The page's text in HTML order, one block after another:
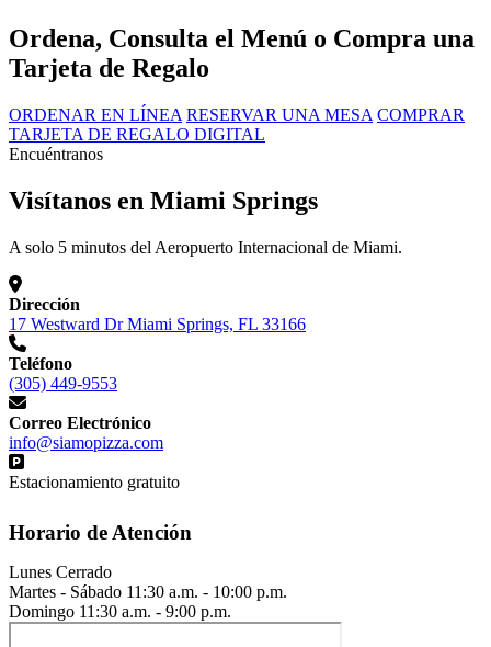
Ordena, Consulta el Menú o Compra una
Tarjeta de Regalo
ORDENAR EN LÍNEA RESERVAR UNA MESA COMPRAR
TARJETA DE REGALO DIGITAL
Encuéntranos
Visítanos en Miami Springs
A solo 5 minutos del Aeropuerto Internacional de Miami.
Dirección
17 Westward Dr Miami Springs, FL 33166
Teléfono
(305) 449-9553
Correo Electrónico
info@siamopizza.com
Estacionamiento gratuito
Horario de Atención
Lunes Cerrado
Martes - Sábado 11:30 a.m. - 10:00 p.m.
Domingo 11:30 a.m. - 9:00 p.m.